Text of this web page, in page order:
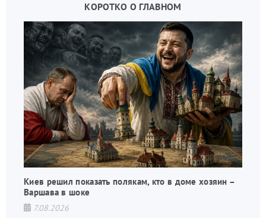
КОРОТКО О ГЛАВНОМ
Киев решил показать полякам, кто в доме хозяин –
Варшава в шоке
7.08.2026